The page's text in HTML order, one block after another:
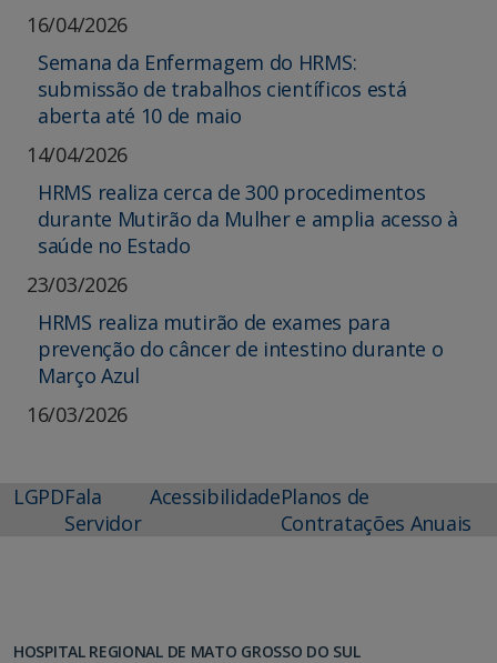
16/04/2026
Semana da Enfermagem do HRMS:
submissão de trabalhos científicos está
aberta até 10 de maio
14/04/2026
HRMS realiza cerca de 300 procedimentos
durante Mutirão da Mulher e amplia acesso à
saúde no Estado
23/03/2026
HRMS realiza mutirão de exames para
prevenção do câncer de intestino durante o
Março Azul
16/03/2026
LGPDFala
Servidor
AcessibilidadePlanos de
Contratações Anuais
HOSPITAL REGIONAL DE MATO GROSSO DO SUL